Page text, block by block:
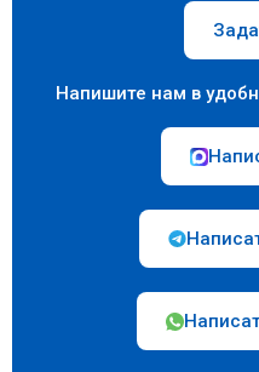
Напишите нам в